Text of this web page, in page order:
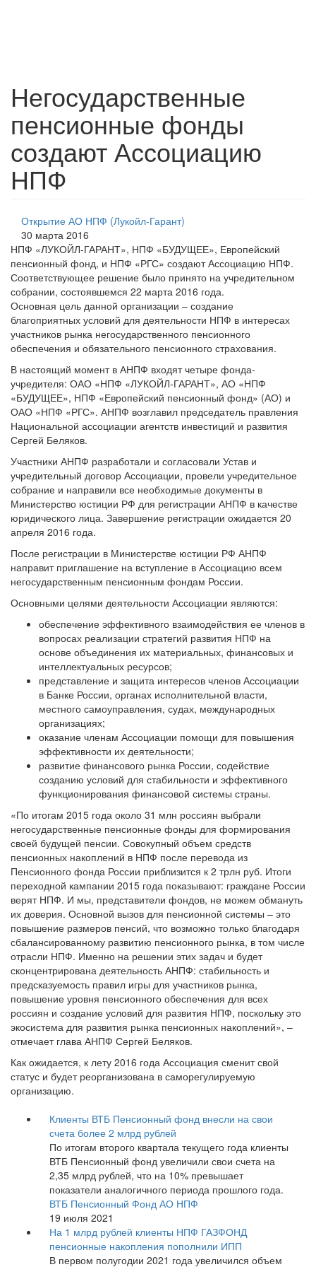
Негосударственные
пенсионные фонды
создают Ассоциацию
НПФ
Открытие АО НПФ (Лукойл-Гарант)
30 марта 2016
НПФ «ЛУКОЙЛ-ГАРАНТ», НПФ «БУДУЩЕЕ», Европейский
пенсионный фонд, и НПФ «РГС» создают Ассоциацию НПФ.
Соответствующее решение было принято на учредительном
собрании, состоявшемся 22 марта 2016 года.
Основная цель данной организации – создание
благоприятных условий для деятельности НПФ в интересах
участников рынка негосударственного пенсионного
обеспечения и обязательного пенсионного страхования.
В настоящий момент в АНПФ входят четыре фонда-
учредителя: ОАО «НПФ «ЛУКОЙЛ-ГАРАНТ», АО «НПФ
«БУДУЩЕЕ», НПФ «Европейский пенсионный фонд» (АО) и
ОАО «НПФ «РГС». АНПФ возглавил председатель правления
Национальной ассоциации агентств инвестиций и развития
Сергей Беляков.
Участники АНПФ разработали и согласовали Устав и
учредительный договор Ассоциации, провели учредительное
собрание и направили все необходимые документы в
Министерство юстиции РФ для регистрации АНПФ в качестве
юридического лица. Завершение регистрации ожидается 20
апреля 2016 года.
После регистрации в Министерстве юстиции РФ АНПФ
направит приглашение на вступление в Ассоциацию всем
негосударственным пенсионным фондам России.
Основными целями деятельности Ассоциации являются:
обеспечение эффективного взаимодействия ее членов в
вопросах реализации стратегий развития НПФ на
основе объединения их материальных, финансовых и
интеллектуальных ресурсов;
представление и защита интересов членов Ассоциации
в Банке России, органах исполнительной власти,
местного самоуправления, судах, международных
организациях;
оказание членам Ассоциации помощи для повышения
эффективности их деятельности;
развитие финансового рынка России, содействие
созданию условий для стабильности и эффективного
функционирования финансовой системы страны.
«По итогам 2015 года около 31 млн россиян выбрали
негосударственные пенсионные фонды для формирования
своей будущей пенсии. Совокупный объем средств
пенсионных накоплений в НПФ после перевода из
Пенсионного фонда России приблизится к 2 трлн руб. Итоги
переходной кампании 2015 года показывают: граждане России
верят НПФ. И мы, представители фондов, не можем обмануть
их доверия. Основной вызов для пенсионной системы – это
повышение размеров пенсий, что возможно только благодаря
сбалансированному развитию пенсионного рынка, в том числе
отрасли НПФ. Именно на решении этих задач и будет
сконцентрирована деятельность АНПФ: стабильность и
предсказуемость правил игры для участников рынка,
повышение уровня пенсионного обеспечения для всех
россиян и создание условий для развития НПФ, поскольку это
экосистема для развития рынка пенсионных накоплений», –
отмечает глава АНПФ Сергей Беляков.
Как ожидается, к лету 2016 года Ассоциация сменит свой
статус и будет реорганизована в саморегулируемую
организацию.
Клиенты ВТБ Пенсионный фонд внесли на свои
счета более 2 млрд рублей
По итогам второго квартала текущего года клиенты
ВТБ Пенсионный фонд увеличили свои счета на
2,35 млрд рублей, что на 10% превышает
показатели аналогичного периода прошлого года.
ВТБ Пенсионный Фонд АО НПФ
19 июля 2021
На 1 млрд рублей клиенты НПФ ГАЗФОНД
пенсионные накопления пополнили ИПП
В первом полугодии 2021 года увеличился объем